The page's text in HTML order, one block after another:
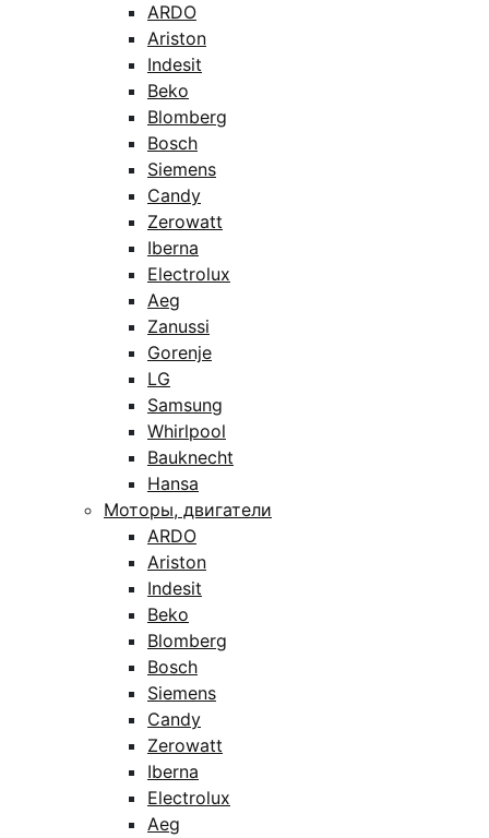
ARDO
Ariston
Indesit
Beko
Blomberg
Bosch
Siemens
Candy
Zerowatt
Iberna
Electrolux
Aeg
Zanussi
Gorenje
LG
Samsung
Whirlpool
Bauknecht
Hansa
Моторы, двигатели
ARDO
Ariston
Indesit
Beko
Blomberg
Bosch
Siemens
Candy
Zerowatt
Iberna
Electrolux
Aeg